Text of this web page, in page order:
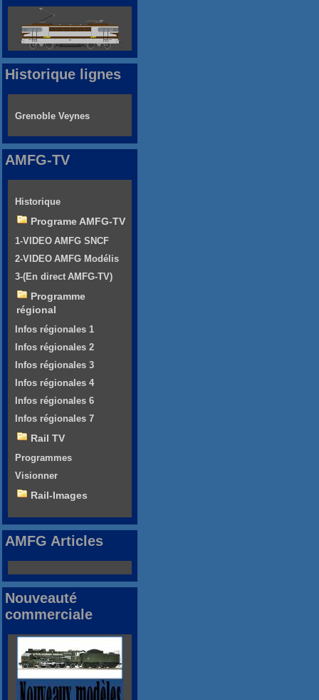
Historique lignes
Grenoble Veynes
AMFG-TV
Historique
Programe AMFG-TV
1-VIDEO AMFG SNCF
2-VIDEO AMFG Modélis
3-(En direct AMFG-TV)
Programme
régional
Infos régionales 1
Infos régionales 2
Infos régionales 3
Infos régionales 4
Infos régionales 6
Infos régionales 7
Rail TV
Programmes
Visionner
Rail-Images
AMFG Articles
Nouveauté
commerciale